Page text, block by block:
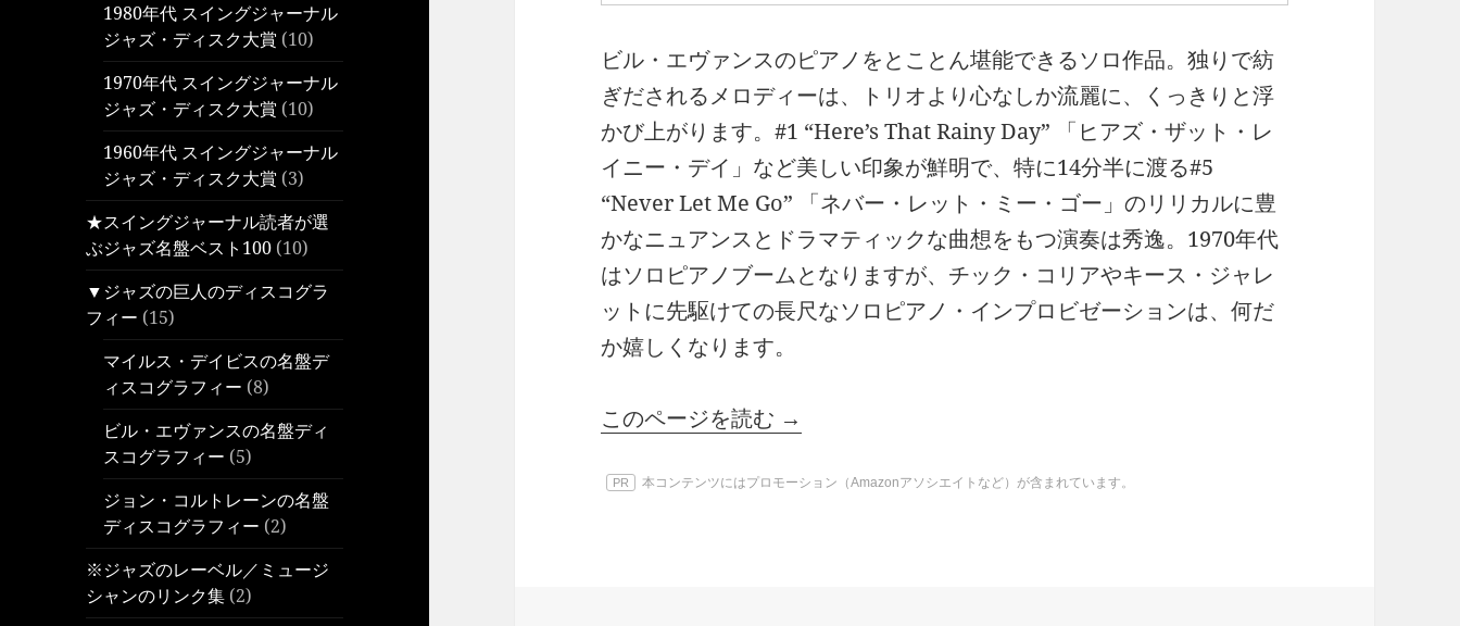
1980年代 スイングジャーナル
ジャズ・ディスク大賞 (10)
1970年代 スイングジャーナル
ジャズ・ディスク大賞 (10)
1960年代 スイングジャーナル
ジャズ・ディスク大賞 (3)
★スイングジャーナル読者が選
ぶジャズ名盤ベスト100 (10)
▼ジャズの巨人のディスコグラ
フィー (15)
マイルス・デイビスの名盤デ
ィスコグラフィー (8)
ビル・エヴァンスの名盤ディ
スコグラフィー (5)
ジョン・コルトレーンの名盤
ディスコグラフィー (2)
※ジャズのレーベル／ミュージ
シャンのリンク集 (2)
ビル・エヴァンスのピアノをとことん堪能できるソロ作品。独りで紡
ぎだされるメロディーは、トリオより心なしか流麗に、くっきりと浮
かび上がります。#1 “Here’s That Rainy Day” 「ヒアズ・ザット・レ
イニー・デイ」など美しい印象が鮮明で、特に14分半に渡る#5
“Never Let Me Go” 「ネバー・レット・ミー・ゴー」のリリカルに豊
かなニュアンスとドラマティックな曲想をもつ演奏は秀逸。1970年代
はソロピアノブームとなりますが、チック・コリアやキース・ジャレ
ットに先駆けての長尺なソロピアノ・インプロビゼーションは、何だ
か嬉しくなります。
このページを読む →
PR 本コンテンツにはプロモーション（Amazonアソシエイトなど）が含まれています。